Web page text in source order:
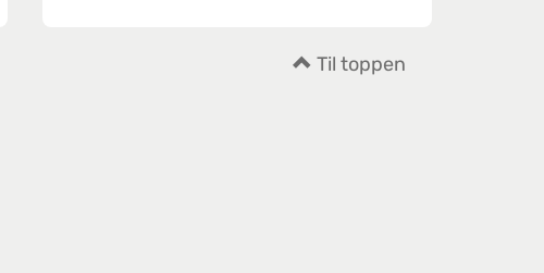
Til toppen